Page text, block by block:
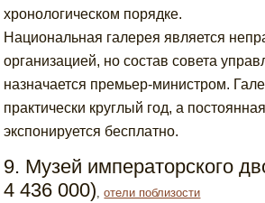
хронологическом порядке.
Национальная галерея является
организацией, но состав совета
назначается премьер-министром.
практически круглый год, а
экспонируется бесплатно.
9. Музей императорского
4 436 000),отели поблизости